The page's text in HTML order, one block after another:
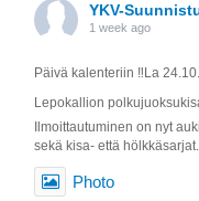
YKV-
1 week ago
Päivä kalenteriin ‼️La
Lepokallion polkujuoksukisa
Ilmoittautuminen on nyt
sekä kisa- että
Photo